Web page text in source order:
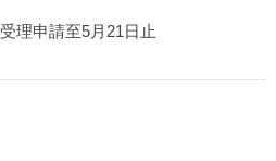
理申請至5月21日止